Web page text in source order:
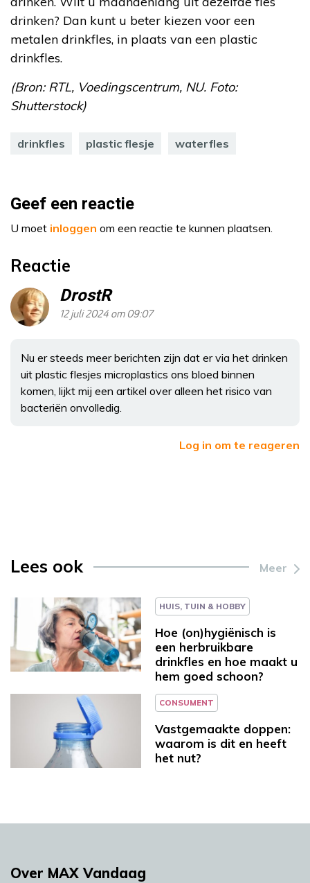
drinken? Dan kunt u beter kiezen voor een
metalen drinkfles, in plaats van een plastic
drinkfles.
(Bron: RTL, Voedingscentrum, NU. Foto:
Shutterstock)
drinkfles plastic flesje waterfles
Geef een reactie
U moet inloggen om een reactie te kunnen plaatsen.
Reactie
DrostR
12 juli 2024 om 09:07
Nu er steeds meer berichten zijn dat er via het drinken
uit plastic flesjes microplastics ons bloed binnen
komen, lijkt mij een artikel over alleen het risico van
bacteriën onvolledig.
Log in om te reageren
Lees ook Meer
HUIS, TUIN & HOBBY
Hoe (on)hygiënisch is
een herbruikbare
drinkfles en hoe maakt u
hem goed schoon?
CONSUMENT
Vastgemaakte doppen:
waarom is dit en heeft
het nut?
Over MAX Vandaag